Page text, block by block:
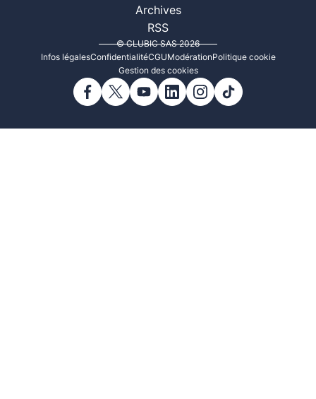
Archives
RSS
© CLUBIC SAS 2026
Infos légalesConfidentialitéCGUModérationPolitique cookie
Gestion des cookies